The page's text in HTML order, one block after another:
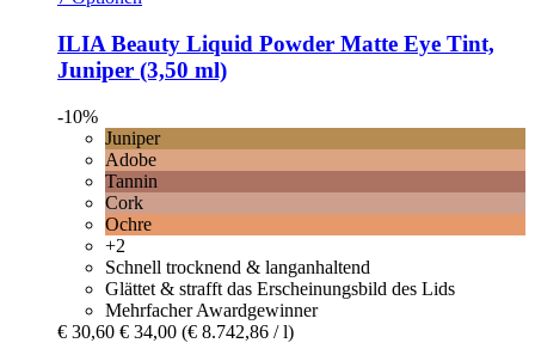
ILIA Beauty Liquid Powder Matte Eye Tint,
Juniper (3,50 ml)
-10%
Juniper
Adobe
Tannin
Cork
Ochre
+2
Schnell trocknend & langanhaltend
Glättet & strafft das Erscheinungsbild des Lids
Mehrfacher Awardgewinner
€ 30,60 € 34,00 (€ 8.742,86 / l)